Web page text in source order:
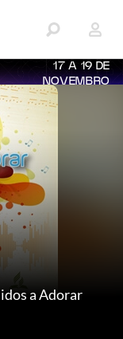
17 A 19 DE
NOVEMBRO
a Adorar